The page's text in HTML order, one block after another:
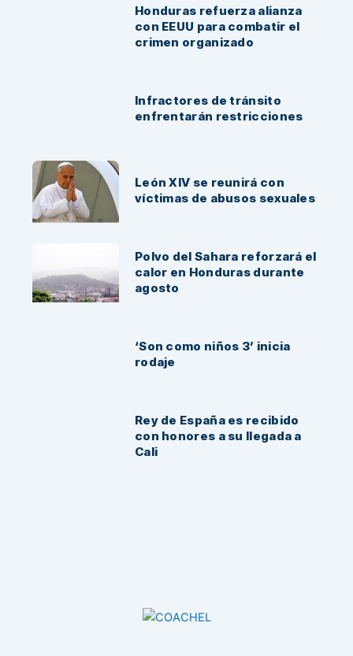
Honduras refuerza alianza
con EEUU para combatir el
crimen organizado
Infractores de tránsito
enfrentarán restricciones
León XIV se reunirá con
víctimas de abusos sexuales
Polvo del Sahara reforzará el
calor en Honduras durante
agosto
‘Son como niños 3’ inicia
rodaje
Rey de España es recibido
con honores a su llegada a
Cali